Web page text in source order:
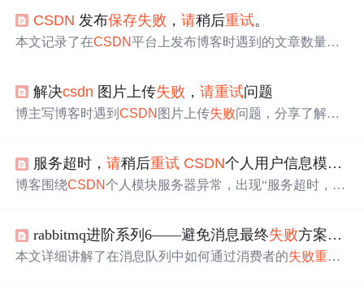
CSDN 发布保存失败 ，请稍后重试。
本文记录了在CSDN平台上发布博客时遇到的文章数量限
解决csdn 图片上传失败 ，请重试问题
博主写博客时遇到CSDN 图片上传失败问题，分享了解决
件，重启电脑。若都不行，可在CSDN个人中心提交工单
并附上相关截图等信息。
服务超时，请稍后重试 CSDN个人用户信息模块服务器故障排查与处理
博客围绕CSDN个人模块服务器异常，出现“服务超时， 请
延迟差，在后台资源稀缺等情况时，可能炸掉服务器节
点，导致大量超时。
rabbitmq进阶系列6——避免消息最终失败方案3——消费者的 本地
本文详细讲解了在消息队列中如何通过消费者的失败重试